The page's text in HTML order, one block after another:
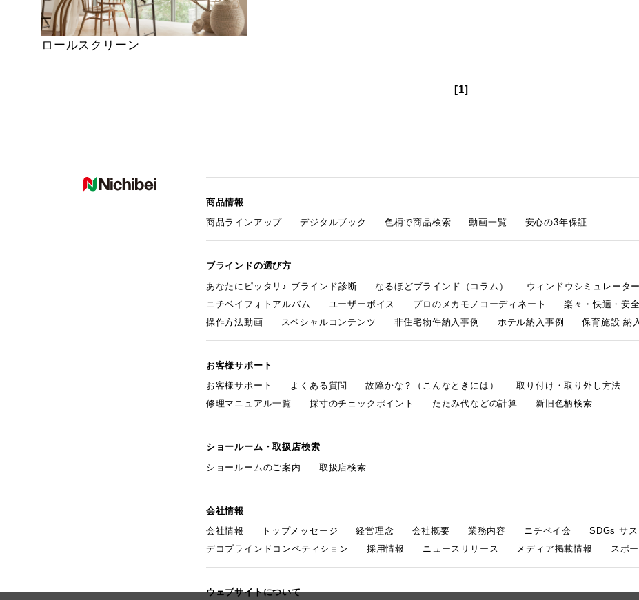
ロールスクリーン
[1]
商品情報
商品ラインアップ
デジタルブック 色柄で商品検索 動画一覧 安心の3年保証
ブラインドの選び方
あなたにピッタリ♪ ブラインド診断
なるほどブラインド（コラム） ウィンドウシミュレーター
ニチベイフォトアルバム
ユーザーボイス プロのメカモノコーディネート 楽々・快適・安
操作方法動画
スペシャルコンテンツ 非住宅物件納入事例 ホテル納入事例 保育施設 納
お客様サポート
お客様サポート
よくある質問 故障かな？（こんなときには） 取り付け・取り外し方法
修理マニュアル一覧
採寸のチェックポイント たたみ代などの計算 新旧色柄検索
ショールーム・取扱店検索
ショールームのご案内
取扱店検索
会社情報
会社情報
トップメッセージ 経営理念 会社概要 業務内容 ニチベイ会 SDGs サ
デコブラインドコンペティション
採用情報 ニュースリリース メディア掲載情報 スポ
ウェブサイトについて